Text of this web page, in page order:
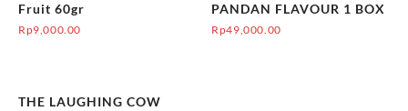
Fruit 60gr
Rp9,000.00
PANDAN FLAVOUR 1 BOX
Rp49,000.00
THE LAUGHING COW